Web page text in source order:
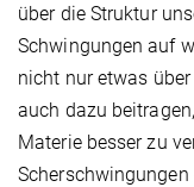
über die Struktur
Schwingungen auf
nicht nur etwas
auch dazu
Materie besser zu